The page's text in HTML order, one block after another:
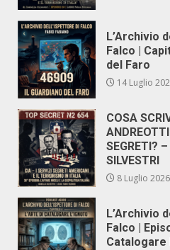
L’Archivio
Falco |
del Faro
14 Luglio
COSA
SEGRETI?
SILVESTRI
8 Luglio 2026
L’Archivio
Falco |
Catalogare